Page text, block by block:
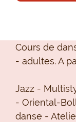
Cours de
- adultes. A
Jazz -
- Oriental-
danse -